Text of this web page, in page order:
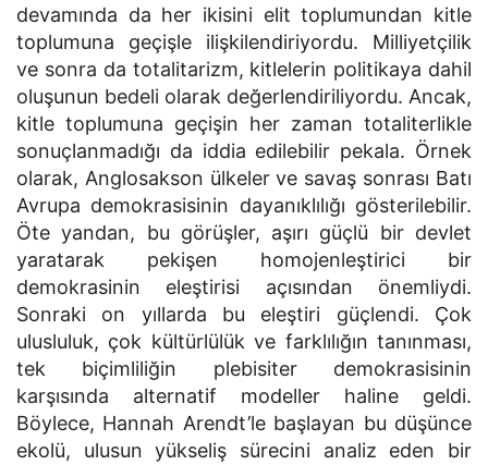
devamında da her ikisini elit toplumundan kitle
toplumuna geçişle ilişkilendiriyordu. Milliyetçilik
ve sonra da totalitarizm, kitlelerin politikaya dahil
oluşunun bedeli olarak değerlendiriliyordu. Ancak,
kitle toplumuna geçişin her zaman totaliterlikle
sonuçlanmadığı da iddia edilebilir pekala. Örnek
olarak, Anglosakson ülkeler ve savaş sonrası Batı
Avrupa demokrasisinin dayanıklılığı gösterilebilir.
Öte yandan, bu görüşler, aşırı güçlü bir devlet
yaratarak pekişen homojenleştirici bir
demokrasinin eleştirisi açısından önemliydi.
Sonraki on yıllarda bu eleştiri güçlendi. Çok
ulusluluk, çok kültürlülük ve farklılığın tanınması,
tek biçimliliğin plebisiter demokrasisinin
karşısında alternatif modeller haline geldi.
Böylece, Hannah Arendt’le başlayan bu düşünce
ekolü, ulusun yükseliş sürecini analiz eden bir